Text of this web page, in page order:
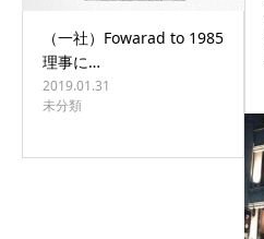
（一社）Fowarad to 1985
理事に…
2019.01.31
未分類